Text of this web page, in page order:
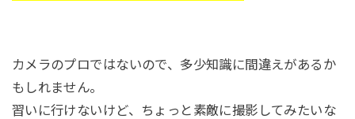
カメラのプロではないので、多少知識に間違えがあるか
もしれません。
習いに行けないけど、ちょっと素敵に撮影してみたいな